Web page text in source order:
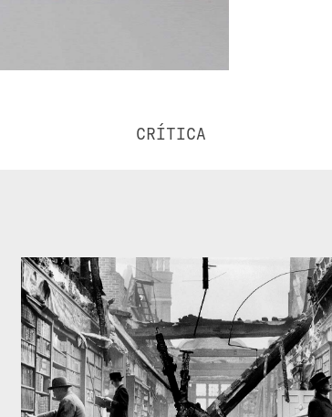
CRÍTICA